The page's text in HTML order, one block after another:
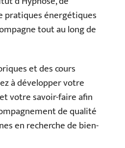
pratiques énergétiques
tout au long de
et des cours
à développer votre
votre savoir-faire afin
de qualité
en recherche de bien-